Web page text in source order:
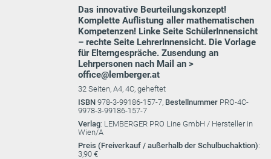
Das innovative Beurteilungskonzept!
Komplette Auflistung aller mathematischen
Kompetenzen! Linke Seite SchülerInnensicht
– rechte Seite LehrerInnensicht. Die Vorlage
für Elterngespräche. Zusendung an
Lehrpersonen nach Mail an >
office@lemberger.at
32 Seiten, A4, 4C, geheftet
ISBN 978-3-99186-157-7, Bestellnummer PRO-4C-
9978-3-99186-157-7
Verlag: LEMBERGER PRO Line GmbH / Hersteller in
Wien/A
Preis (Freiverkauf / außerhalb der Schulbuchaktion):
3,90 €